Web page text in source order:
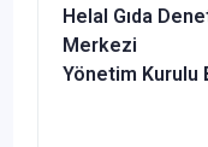
Helal Gıda
Merkezi
Yönetim Kurulu